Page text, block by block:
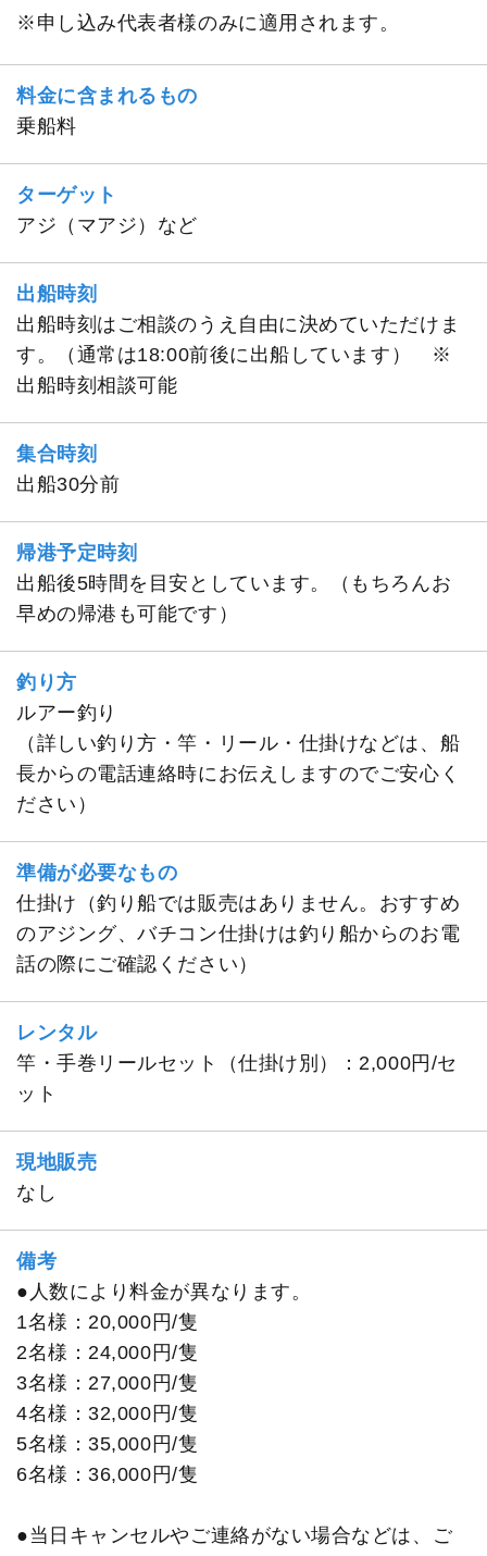
※申し込み代表者様のみに適用されます。
料金に含まれるもの
乗船料
ターゲット
アジ（マアジ）など
出船時刻
出船時刻はご相談のうえ自由に決めていただけま
す。（通常は18:00前後に出船しています） ※
出船時刻相談可能
集合時刻
出船30分前
帰港予定時刻
出船後5時間を目安としています。（もちろんお
早めの帰港も可能です）
釣り方
ルアー釣り
（詳しい釣り方・竿・リール・仕掛けなどは、船
長からの電話連絡時にお伝えしますのでご安心く
ださい）
準備が必要なもの
仕掛け（釣り船では販売はありません。おすすめ
のアジング、バチコン仕掛けは釣り船からのお電
話の際にご確認ください）
レンタル
竿・手巻リールセット（仕掛け別）：2,000円/セ
ット
現地販売
なし
備考
●人数により料金が異なります。
1名様：20,000円/隻
2名様：24,000円/隻
3名様：27,000円/隻
4名様：32,000円/隻
5名様：35,000円/隻
6名様：36,000円/隻
●当日キャンセルやご連絡がない場合などは、ご